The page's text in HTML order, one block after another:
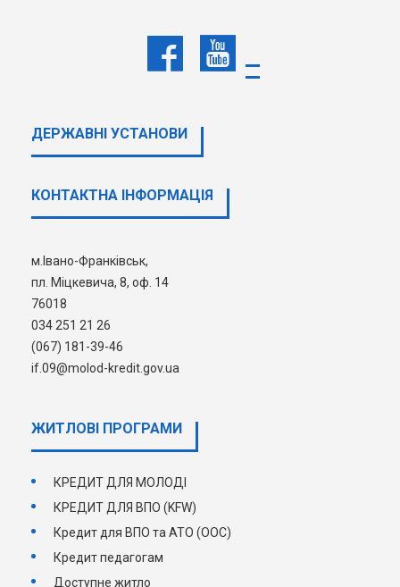
Більше інформації –
про організацію розгляду
забезпечення доступу до публічної
інформації в Державній
спеціалізованій фінансовій
установі «Державний фонд
житловому будівництву» та
Регіональних управлінь/
Іпотечному центрі в м.Києві та
Київській області
ДЕРЖАВНI УСТАНОВИ
КОНТАКТНА ІНФОРМАЦІЯ
м.Івано-Франківськ,
пл. Міцкевича, 8, оф. 14
76018
034 251 21 26
(067) 181-39-46
if.09@molod-kredit.gov.ua
ЖИТЛОВІ ПРОГРАМИ
КРЕДИТ ДЛЯ МОЛОДІ
КРЕДИТ ДЛЯ ВПО (KFW)
Кредит для ВПО та АТО (ООС)
Кредит педагогам
Доступне житло